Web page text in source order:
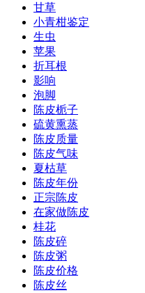
甘草
小青柑鉴定
生虫
苹果
折耳根
影响
泡脚
陈皮栀子
硫黄熏蒸
陈皮质量
陈皮气味
夏枯草
陈皮年份
正宗陈皮
在家做陈皮
桂花
陈皮碎
陈皮粥
陈皮价格
陈皮丝